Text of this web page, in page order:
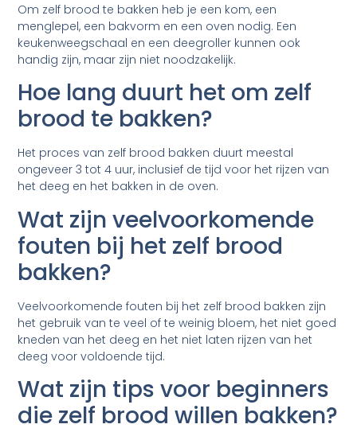
Om zelf brood te bakken heb je een kom, een
menglepel, een bakvorm en een oven nodig. Een
keukenweegschaal en een deegroller kunnen ook
handig zijn, maar zijn niet noodzakelijk.
Hoe lang duurt het om zelf
brood te bakken?
Het proces van zelf brood bakken duurt meestal
ongeveer 3 tot 4 uur, inclusief de tijd voor het rijzen van
het deeg en het bakken in de oven.
Wat zijn veelvoorkomende
fouten bij het zelf brood
bakken?
Veelvoorkomende fouten bij het zelf brood bakken zijn
het gebruik van te veel of te weinig bloem, het niet goed
kneden van het deeg en het niet laten rijzen van het
deeg voor voldoende tijd.
Wat zijn tips voor beginners
die zelf brood willen bakken?